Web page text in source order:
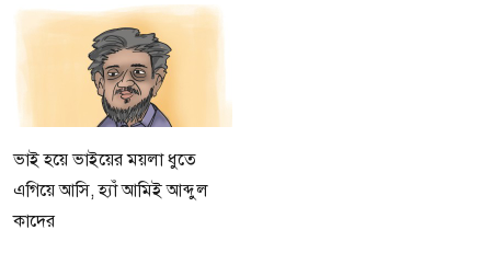
ভাই হয়ে ভাইয়ের ময়লা ধুতে
এগিয়ে আসি, হ্যাঁ আমিই আব্দুল
কাদের